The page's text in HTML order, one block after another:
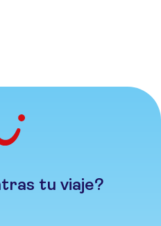
tu viaje?